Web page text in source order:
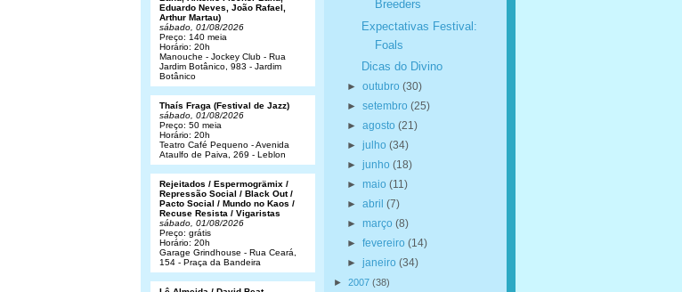
Breeders
Expectativas Festival:
Foals
Dicas do Divino
► outubro (30)
► setembro (25)
► agosto (21)
► julho (34)
► junho (18)
► maio (11)
► abril (7)
► março (8)
► fevereiro (14)
► janeiro (34)
► 2007 (38)
Eduardo Neves, João Rafael,
Arthur Martau)
sábado, 01/08/2026
Preço: 140 meia
Horário: 20h
Manouche - Jockey Club - Rua
Jardim Botânico, 983 - Jardim
Botânico
Thaís Fraga (Festival de Jazz)
sábado, 01/08/2026
Preço: 50 meia
Horário: 20h
Teatro Café Pequeno - Avenida
Ataulfo de Paiva, 269 - Leblon
Rejeitados / Espermogrämix /
Repressão Social / Black Out /
Pacto Social / Mundo no Kaos /
Recuse Resista / Vigaristas
sábado, 01/08/2026
Preço: grátis
Horário: 20h
Garage Grindhouse - Rua Ceará,
154 - Praça da Bandeira